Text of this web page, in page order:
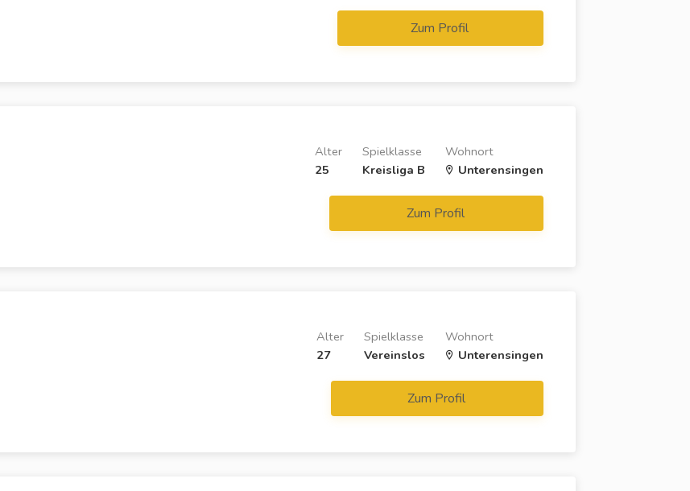
Zum Profil
Wohnort
Unterensingen
Spielklasse
Kreisliga B
Alter
25
Zum Profil
Wohnort
Unterensingen
Spielklasse
Vereinslos
Alter
27
Zum Profil